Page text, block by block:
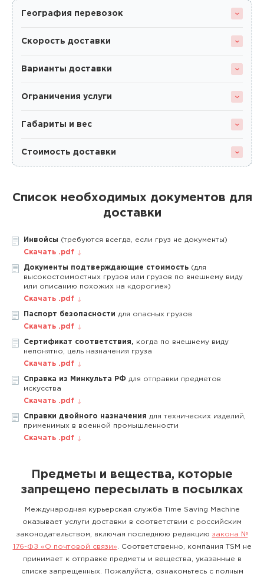
География перевозок
Скорость доставки
Варианты доставки
Ограничения услуги
Габариты и вес
Стоимость доставки
Список необходимых документов для
доставки
Инвойсы (требуются всегда, если груз не документы)
Скачать .pdf
Документы подтверждающие стоимость (для
высокостоимостных грузов или грузов по внешнему виду
или описанию похожих на «дорогие»)
Скачать .pdf
Паспорт безопасности для опасных грузов
Скачать .pdf
Сертификат соответствия, когда по внешнему виду
непонятно, цель назначения груза
Скачать .pdf
Справка из Минкульта РФ для отправки предметов
искусства
Скачать .pdf
Справки двойного назначения для технических изделий,
применимых в военной промышленности
Скачать .pdf
Предметы и вещества, которые
запрещено пересылать в посылках
Международная курьерская служба Time Saving Machine
оказывает услуги доставки в соответствии с российским
законодательством, включая последнюю редакцию закона №
176-ФЗ «О почтовой связи» . Соответственно, компания TSM не
принимает к отправке предметы и вещества, указанные в
списке запрещенных. Пожалуйста, ознакомьтесь с полным